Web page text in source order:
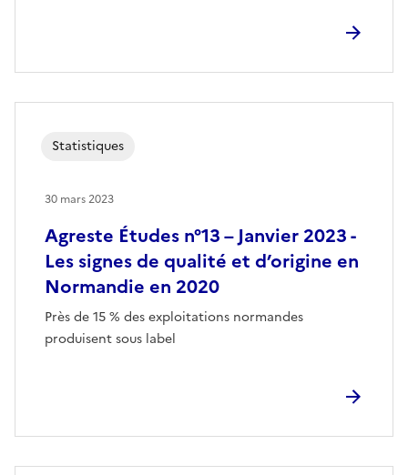
Agreste Études n°13 – Janvier 2023 -
Les signes de qualité et d’origine en
Normandie en 2020
Près de 15 % des exploitations normandes
produisent sous label
Statistiques
30 mars 2023